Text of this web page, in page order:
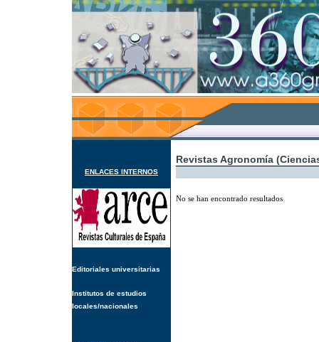
ENLACES INTERNOS
Editoriales universitarias
Institutos de estudios
locales/nacionales
Revistas Agronomía
No se han encontrado resultados